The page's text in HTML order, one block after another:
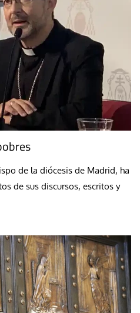
de la diócesis de Madrid, ha
de sus discursos, escritos y